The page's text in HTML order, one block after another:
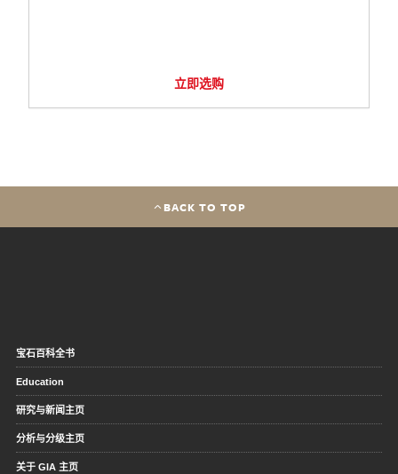
立即选购
BACK TO TOP
宝石百科全书
Education
研究与新闻主页
分析与分级主页
关于 GIA 主页